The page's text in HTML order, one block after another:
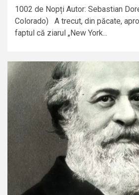
1002 de Nopți Autor: Sebastian
Colorado) A trecut, din păcate,
faptul că ziarul „New York...